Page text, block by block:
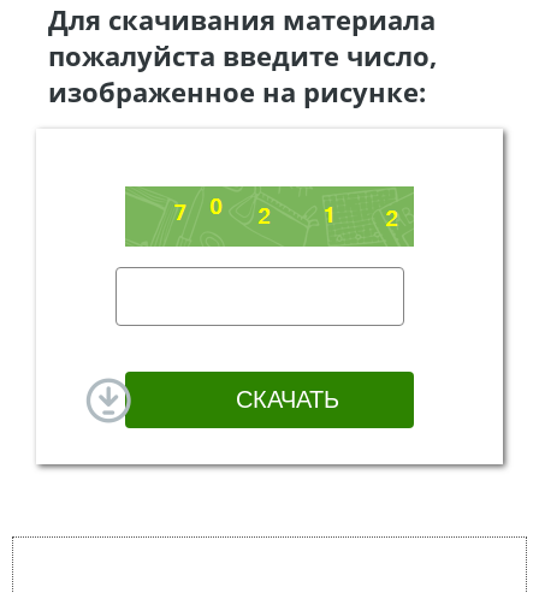
Для скачивания материала
пожалуйста введите число,
изображенное на рисунке: